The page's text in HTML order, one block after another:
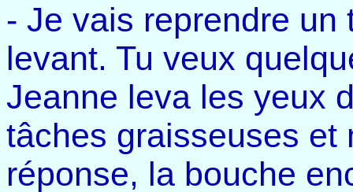
- Je vais reprendre
levant. Tu veux
Jeanne leva les yeux
tâches graisseuses et
réponse, la bouche